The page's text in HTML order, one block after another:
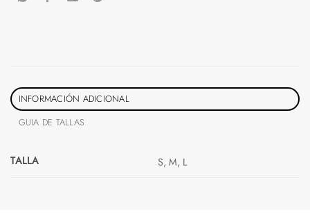
INFORMACIÓN ADICIONAL
GUIA DE TALLAS
TALLA S, M, L